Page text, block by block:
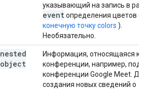
указывающий на запись в
eventопределения цветов
конечную точку colors ).
Необязательно.
nested
object
Информация, относящаяся к
конференции, например,
конференции Google Meet.
создания новых сведений о